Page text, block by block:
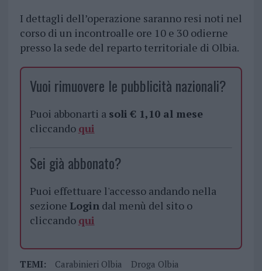
I dettagli dell’operazione saranno resi noti nel
corso di un incontroalle ore 10 e 30 odierne
presso la sede del reparto territoriale di Olbia.
Vuoi rimuovere le pubblicità nazionali?
Puoi abbonarti a soli € 1,10 al mese
cliccando qui
Sei già abbonato?
Puoi effettuare l'accesso andando nella
sezione Logindal menù del sito o
cliccando qui
TEMI: Carabinieri Olbia
Droga Olbia